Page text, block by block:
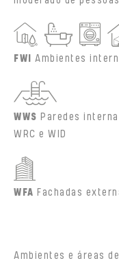
FWI Ambientes
WWS Paredes
WRC e WID
WFA Fachadas
Ambientes e áreas